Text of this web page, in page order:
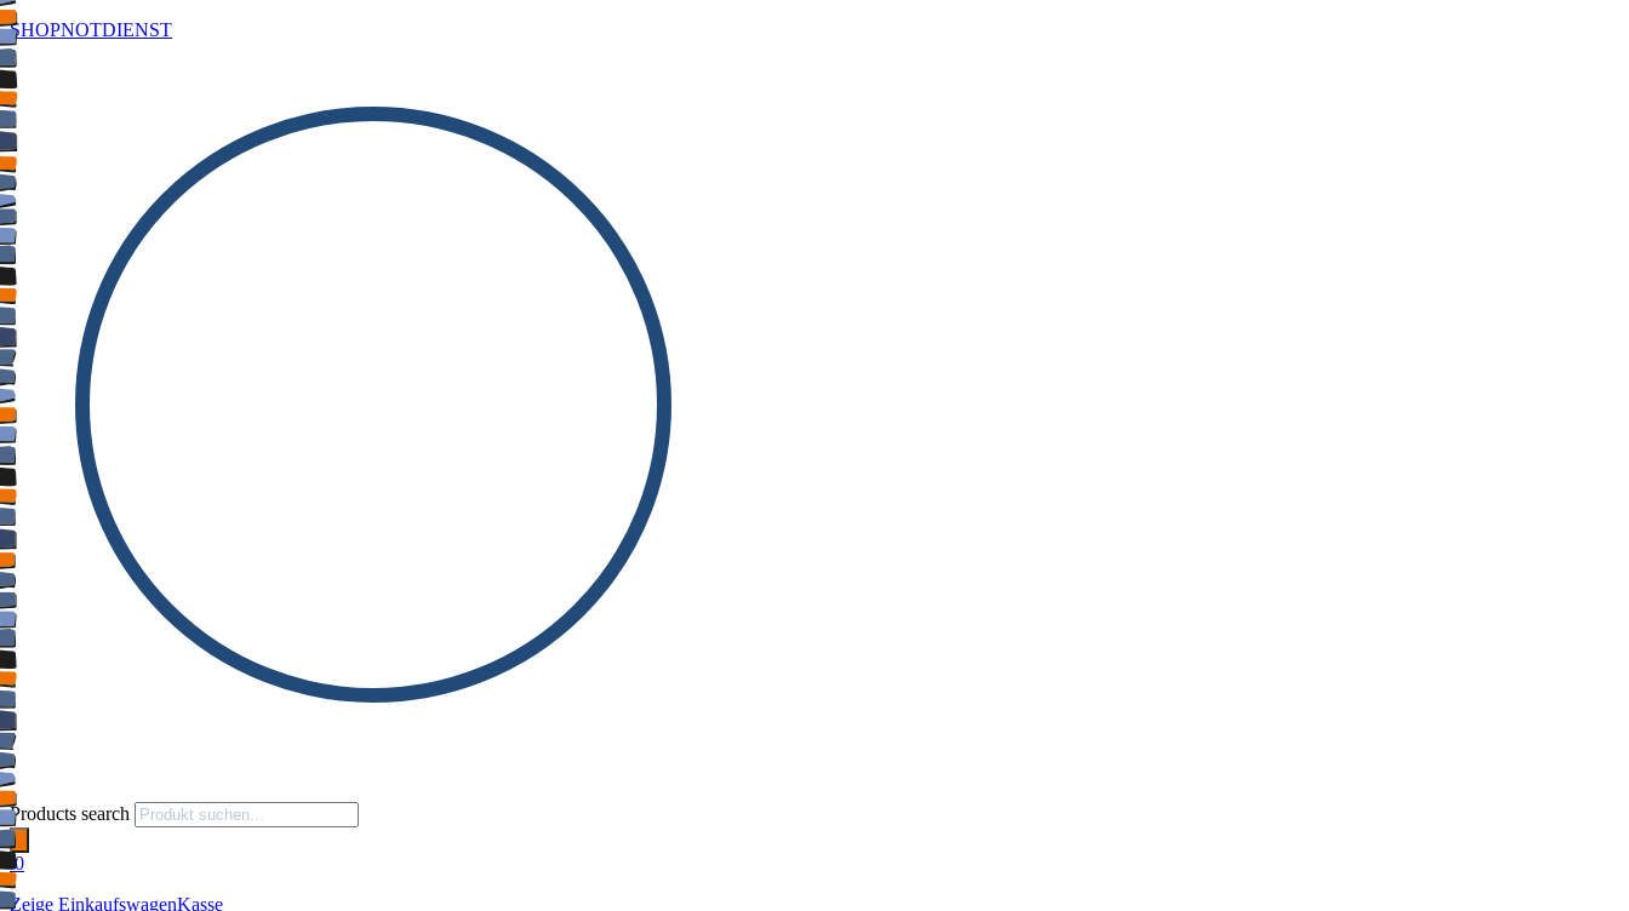
SHOPNOTDIENST
Products search
0
Zeige EinkaufswagenKasse